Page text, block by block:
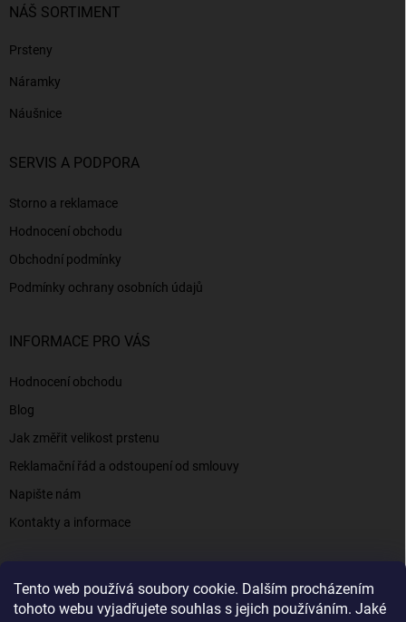
Tento web používá soubory cookie. Dalším procházením
tohoto webu vyjadřujete souhlas s jejich používáním. Jaké
NÁŠ SORTIMENT
Prsteny
Náramky
Náušnice
SERVIS A PODPORA
Storno a reklamace
Hodnocení obchodu
Obchodní podmínky
Podmínky ochrany osobních údajů
INFORMACE PRO VÁS
Hodnocení obchodu
Blog
Jak změřit velikost prstenu
Reklamační řád a odstoupení od smlouvy
Napište nám
Kontakty a informace
Elenys.cz - šperky, kterým věříte už od roku 2016